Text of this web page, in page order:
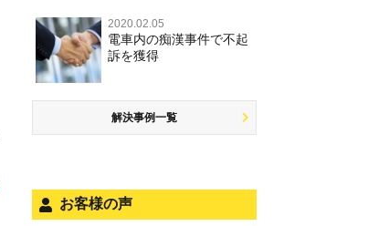
2020.02.05
電車内の痴漢事件で不起
訴を獲得
解決事例一覧
お客様の声